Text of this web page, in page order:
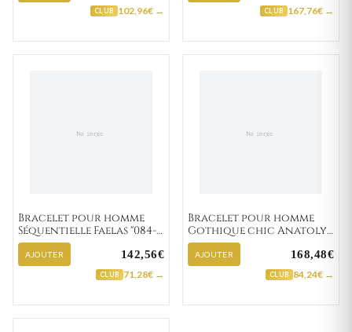
CLUB 102,96€ → CLUB 167,76€ →
Bracelet pour homme
Séquentielle Faelas "084-
1A"
AJOUTER 142,56€
CLUB 71,28€ →
Bracelet pour homme
Gothique chic Anatoly
"114-1/A"
AJOUTER 168,48€
CLUB 84,24€ →